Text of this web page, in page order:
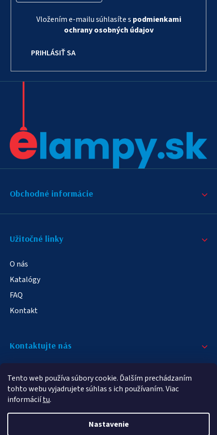
Tento web používa súbory cookie. Ďalším prechádzaním
tohto webu vyjadrujete súhlas s ich používaním. Viac
informáciítu.
Nastavenie
Vložením e-mailu súhlasíte s podmienkami
ochrany osobných údajov
PRIHLÁSIŤ SA
Obchodné informácie
Užitočné linky
O nás
Katalógy
FAQ
Kontakt
Kontaktujte nás
info@elampa.sk
elampy.sk. Všetky práva vyhradené.